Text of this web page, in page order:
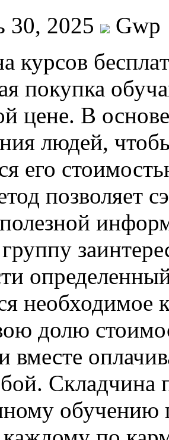
30, 2025
Gwp
курсoв
покупка
цене. В
людей,
его
позволяет
необходимое
долю
вместе
Складчина
обучению